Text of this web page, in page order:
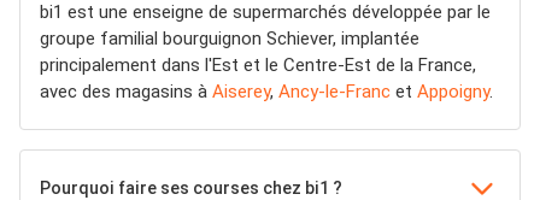
bi1 est une enseigne de supermarchés développée par le
groupe familial bourguignon Schiever, implantée
principalement dans l'Est et le Centre-Est de la France,
avec des magasins à Aiserey, Ancy-le-Franc et Appoigny.
Pourquoi faire ses courses chez bi1 ?